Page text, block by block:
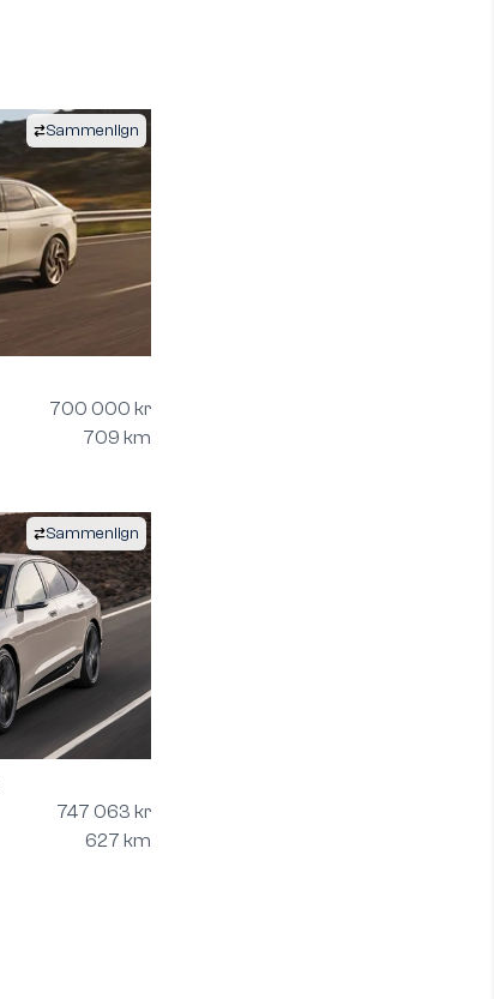
Sammenlign
700 000 kr
709 km
Sammenlign
747 063 kr
627 km